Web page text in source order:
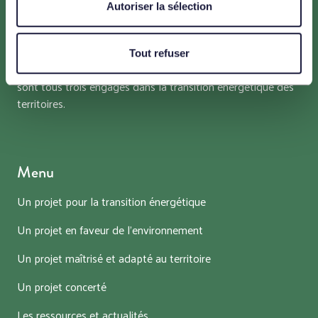
Autoriser la sélection
Tout refuser
Le projet HORIZEO est porté par ENGIE, NEOEN,
entreprises leaders du secteur des énergies renouvelables,
ainsi que la Banque des Territoires. Les maîtres d’ouvrage
sont tous trois engagés dans la transition énergétique des
territoires.
Menu
Un projet pour la transition énergétique
Un projet en faveur de l’environnement
Un projet maîtrisé et adapté au territoire
Un projet concerté